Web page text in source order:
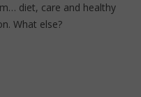
diet, care and healthy
What else?